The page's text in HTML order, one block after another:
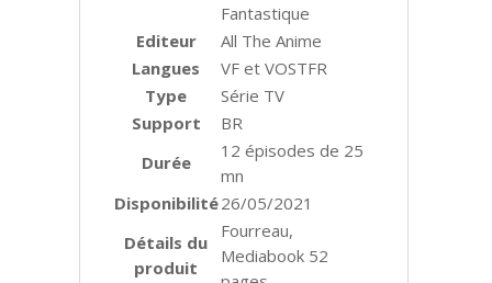
Fantastique
Editeur
All The Anime
Langues
VF et VOSTFR
Type
Série TV
Support
BR
Durée
12 épisodes de 25
mn
Disponibilité26/05/2021
Détails du
produit
Fourreau,
Mediabook 52